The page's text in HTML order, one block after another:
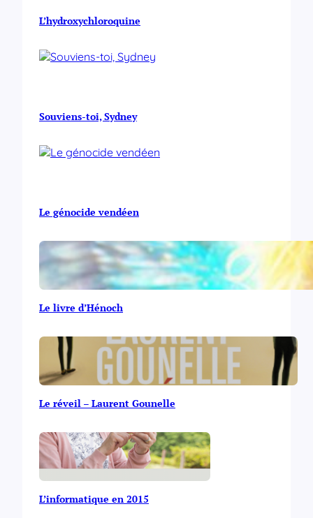
L’hydroxychloroquine
Souviens-toi, Sydney
Le génocide vendéen
Le livre d’Hénoch
Le réveil – Laurent Gounelle
L’informatique en 2015